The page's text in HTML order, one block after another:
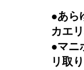
●あら
カエ
●マニ
リ取り